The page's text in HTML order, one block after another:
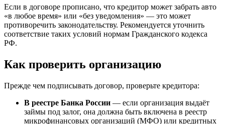
Если в договоре прописано, что кредитор может забрать авто
«в любое время» или «без уведомления» — это может
противоречить законодательству. Рекомендуется уточнить
соответствие таких условий нормам Гражданского кодекса
РФ.
Как проверить организацию
Прежде чем подписывать договор, проверьте кредитора:
В реестре Банка России — если организация выдаёт
займы под залог, она должна быть включена в реестр
микрофинансовых организаций (МФО) или кредитных